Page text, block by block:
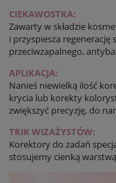
CIEKAWOSTKA:
Zawarty w składzie
i przyspiesza regenerację
przeciwzapalnego,
APLIKACJA:
Nanieś niewielką ilość
krycia lub korekty
zwiększyć precyzję, do
TRIK WIZAŻYSTÓW:
Korektory do zadań
stosujemy cienką